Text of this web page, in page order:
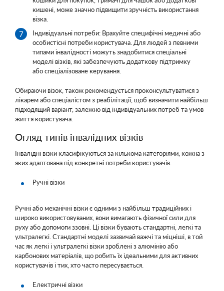
кишені, може значно підвищити зручність використання
візка.
Індивідуальні потреби: Врахуйте специфічні медичні або
особистісні потреби користувача. Для людей з певними
типами інвалідності можуть знадобитися спеціальні
моделі візків, які забезпечують додаткову підтримку
або спеціалізоване керування.
Обираючи візок, також рекомендується проконсультуватися з
лікарем або спеціалістом з реабілітації, щоб визначити найбільш
підходящий варіант, залежно від індивідуальних потреб та умов
життя користувача.
Огляд типів інвалідних візків
Інвалідні візки класифікуються за кількома категоріями, кожна з
яких адаптована під конкретні потреби користувачів.
Ручні візки
Ручні або механічні візки є одними з найбільш традиційних і
широко використовуваних, вони вимагають фізичної сили для
руху або допомоги ззовні. Ці візки бувають стандартні, легкі та
ультралегкі. Стандартні моделі зазвичай важчі та міцніші, в той
час як легкі і ультралегкі візки зроблені з алюмінію або
карбонових матеріалів, що робить їх ідеальними для активних
користувачів і тих, хто часто пересувається.
Електричні візки